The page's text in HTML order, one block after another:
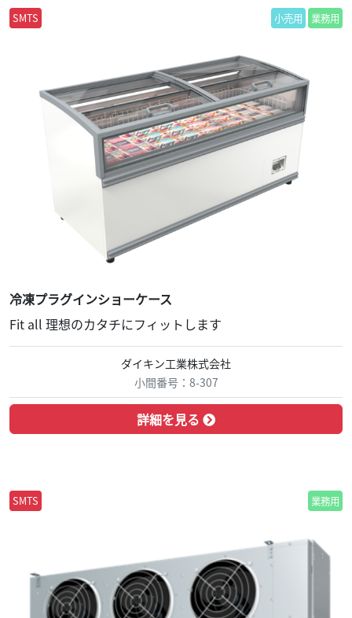
SMTS 小売用 業務用
冷凍プラグインショーケース
Fit all 理想のカタチにフィットします
ダイキン工業株式会社
小間番号：8-307
詳細を見る
SMTS 業務用